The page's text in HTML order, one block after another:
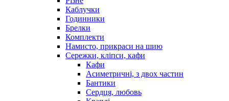
Каблучки
Годинники
Брелки
Комплекти
Намисто, прикраси на шию
Сережки, кліпси, кафи
Кафи
Асиметричні, з двох частин
Бантики
Сердця, любовь